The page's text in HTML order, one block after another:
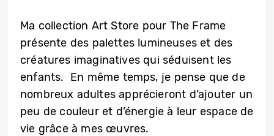
Ma collection Art Store pour The Frame
présente des palettes lumineuses et des
créatures imaginatives qui séduisent les
enfants. En même temps, je pense que de
nombreux adultes apprécieront d’ajouter un
peu de couleur et d’énergie à leur espace de
vie grâce à mes œuvres.